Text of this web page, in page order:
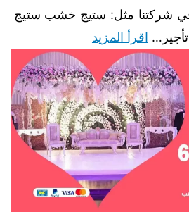
في شركتنا مثل: ستيج خشب ستيج
اقرأ المزيد